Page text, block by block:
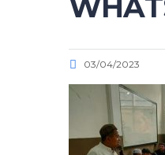
03/04/2023